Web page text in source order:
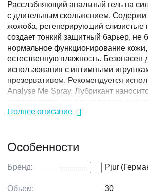
Расслабляющий анальный гель на
с длительным скольжением. Содержит
жожоба, регенерирующий слизистые
создает тонкий защитный барьер, не
нормальное функционирование
естественную влажность. Безопасен
использования с интимными
презервативом. Рекомендуется
Analyse Me Spray. Лубрикант
половые органы и/или область
Объем: 30 мл
Состав: Dimethicone, Dimethiconol,
Полное описание
Особенности
Бренд: Pjur
Объем: 30